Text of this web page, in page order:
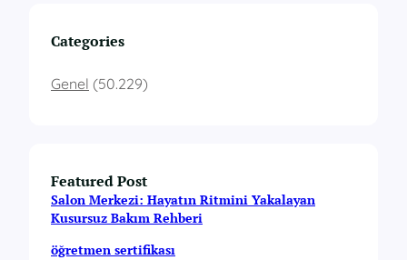
Categories
Genel (50.229)
Featured Post
Salon Merkezi: Hayatın Ritmini Yakalayan
Kusursuz Bakım Rehberi
öğretmen sertifikası